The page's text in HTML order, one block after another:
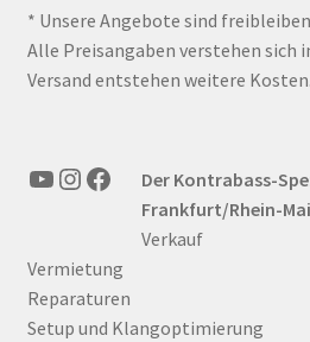
* Unsere Angebote sind
Alle Preisangaben verstehen sich
Versand entstehen weitere Kosten.
YouTube
Instagram
FacebookDer Kontrabass-
Frankfurt/Rhein-
Verkauf
Vermietung
Reparaturen
Setup und Klangoptimierung